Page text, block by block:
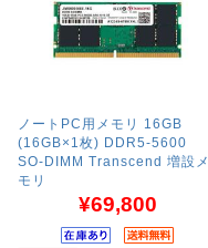
ノートPC用メモリ 16GB
(16GB×1枚) DDR5-5600
SO-DIMM Transcend 増設メ
モリ
¥69,800